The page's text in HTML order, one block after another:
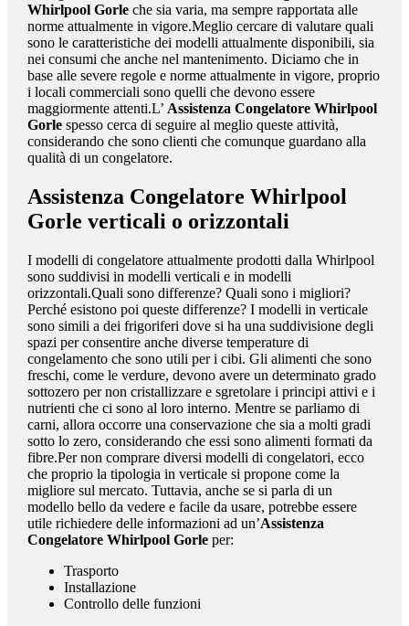
Whirlpool Gorleche sia varia, ma sempre rapportata alle
norme attualmente in vigore.Meglio cercare di valutare quali
sono le caratteristiche dei modelli attualmente disponibili, sia
nei consumi che anche nel mantenimento. Diciamo che in
base alle severe regole e norme attualmente in vigore, proprio
i locali commerciali sono quelli che devono essere
maggiormente attenti.L’ Assistenza Congelatore Whirlpool
Gorlespesso cerca di seguire al meglio queste attività,
considerando che sono clienti che comunque guardano alla
qualità di un congelatore.
Assistenza Congelatore Whirlpool
Gorle verticali o orizzontali
I modelli di congelatore attualmente prodotti dalla Whirlpool
sono suddivisi in modelli verticali e in modelli
orizzontali.Quali sono differenze? Quali sono i migliori?
Perché esistono poi queste differenze? I modelli in verticale
sono simili a dei frigoriferi dove si ha una suddivisione degli
spazi per consentire anche diverse temperature di
congelamento che sono utili per i cibi. Gli alimenti che sono
freschi, come le verdure, devono avere un determinato grado
sottozero per non cristallizzare e sgretolare i principi attivi e i
nutrienti che ci sono al loro interno. Mentre se parliamo di
carni, allora occorre una conservazione che sia a molti gradi
sotto lo zero, considerando che essi sono alimenti formati da
fibre.Per non comprare diversi modelli di congelatori, ecco
che proprio la tipologia in verticale si propone come la
migliore sul mercato. Tuttavia, anche se si parla di un
modello bello da vedere e facile da usare, potrebbe essere
utile richiedere delle informazioni ad un’Assistenza
Congelatore Whirlpool Gorleper:
Trasporto
Installazione
Controllo delle funzioni